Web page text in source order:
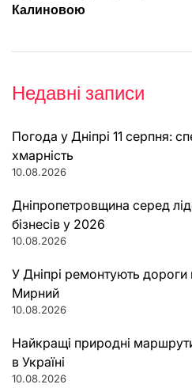
Калиновою
Недавні записи
Погода у Дніпрі 11 серпня:
хмарність
10.08.2026
Дніпропетровщина серед
бізнесів у 2026
10.08.2026
У Дніпрі ремонтують
Мирний
10.08.2026
Найкращі природні
в Україні
10.08.2026